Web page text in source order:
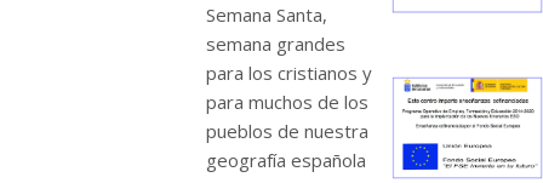
Semana Santa,
semana grandes
para los cristianos y
para muchos de los
pueblos de nuestra
geografía española